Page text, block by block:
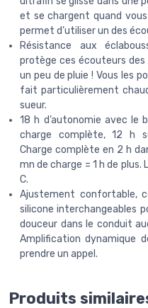
et se chargent quand
permet d’utiliser un des
Résistance aux
protège ces écouteurs des
un peu de pluie ! Vous les
fait particulièrement
sueur.
18 h d’autonomie avec le
charge complète, 12 h
Charge complète en 2 h
mn de charge = 1 h de
C.
Ajustement confortable,
silicone interchangeables
douceur dans le conduit
Amplification dynamique
prendre un appel.
Produits